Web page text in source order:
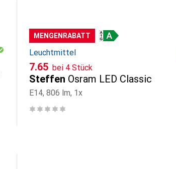
MENGENRABATT
Leuchtmittel
CHF
7.65 bei 4 Stück
Steffen Osram LED Classic
E14, 806 lm, 1x